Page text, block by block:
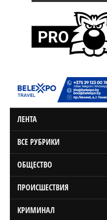
ЛЕНТА
ВСЕ РУБРИКИ
ОБЩЕСТВО
ПРОИСШЕСТВИЯ
КРИМИНАЛ